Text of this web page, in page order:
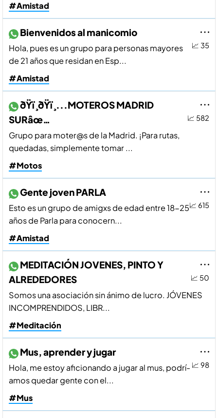
#Amistad
📈 35
Bienvenidos al manicomio
Hola, pues es un grupo para personas mayores
de 21 años que residan en Esp...
#Amistad
📈 582
ðŸï¸ðŸï¸...MOTEROS MADRID
SURâœ…
Grupo para moter@s de la Madrid. ¡Para rutas,
quedadas, simplemente tomar ...
#Motos
📈 615
Gente joven PARLA
Esto es un grupo de amigxs de edad entre 18-25
años de Parla para conocern...
#Amistad
📈 50
MEDITACIÓN JOVENES, PINTO Y
ALREDEDORES
Somos una asociación sin ánimo de lucro. JÓVENES
INCOMPRENDIDOS, LIBR...
#Meditación
📈 98
Mus, aprender y jugar
Hola, me estoy aficionando a jugar al mus, podrí­
amos quedar gente con el...
#Mus